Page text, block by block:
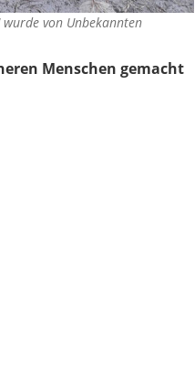
von Unbekannten
Menschen gemacht